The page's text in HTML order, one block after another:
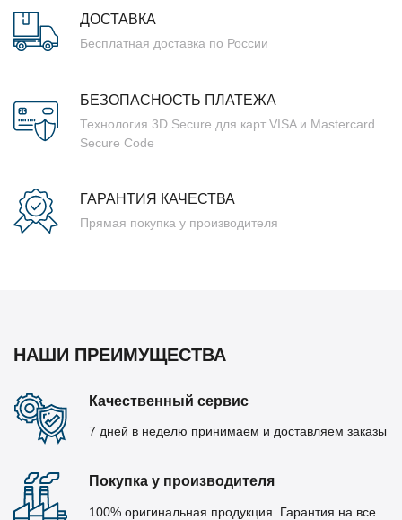
ДОСТАВКА
Бесплатная доставка по России
БЕЗОПАСНОСТЬ ПЛАТЕЖА
Технология 3D Secure для карт VISA и Mastercard
Secure Code
ГАРАНТИЯ КАЧЕСТВА
Прямая покупка у производителя
НАШИ ПРЕИМУЩЕСТВА
Качественный сервис
7 дней в неделю принимаем и доставляем заказы
Покупка у производителя
100% оригинальная продукция. Гарантия на все